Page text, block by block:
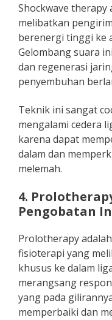
Shockwave therapy
melibatkan
berenergi tinggi ke
Gelombang suara
dan regenerasi
penyembuhan
Teknik ini sangat
mengalami cedera
karena dapat
dalam dan
melemah.
4.
Pengobatan
Prolotherapy
fisioterapi yang
khusus ke dalam
merangsang
yang pada
memperbaiki dan